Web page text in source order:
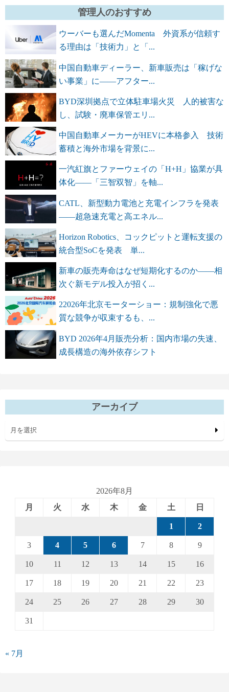
管理人のおすすめ
ウーバーも選んだMomenta 外資系が信頼す
る理由は「技術力」と「...
中国自動車ディーラー、新車販売は「稼げな
い事業」に――アフター...
BYD深圳拠点で立体駐車場火災 人的被害な
し、試験・廃車保管エリ...
中国自動車メーカーがHEVに本格参入 技術
蓄積と海外市場を背景に...
一汽紅旗とファーウェイの「H+H」協業が具
体化――「三智双智」を軸...
CATL、新型動力電池と充電インフラを発表
――超急速充電と高エネル...
Horizon Robotics、コックピットと運転支援の
統合型SoCを発表 単...
新車の販売寿命はなぜ短期化するのか――相
次ぐ新モデル投入が招く...
22026年北京モーターショー：規制強化で悪
質な競争が収束するも、...
BYD 2026年4月販売分析：国内市場の失速、
成長構造の海外依存シフト
アーカイブ
月を選択
2026年8月
月
火 水 木 金 土 日
1 2
3 4 5 6 7 8 9
10 11 12 13 14 15 16
17 18 19 20 21 22 23
24 25 26 27 28 29 30
31
« 7月